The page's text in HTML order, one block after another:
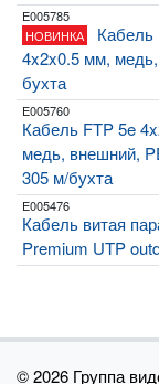
E005785
НОВИНКА
Кабель
4x2x0.5 мм,
бухта
E005760
Кабель FTP 5e
медь, внешний,
305 м/бухта
E005476
Кабель витая
Premium UTP
©2026 Группа